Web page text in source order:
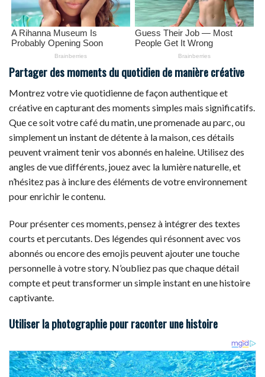
Partager des moments du quotidien de manière créative
Montrez votre vie quotidienne de façon authentique et
créative en capturant des moments simples mais significatifs.
Que ce soit votre café du matin, une promenade au parc, ou
simplement un instant de détente à la maison, ces détails
peuvent vraiment tenir vos abonnés en haleine. Utilisez des
angles de vue différents, jouez avec la lumière naturelle, et
n’hésitez pas à inclure des éléments de votre environnement
pour enrichir le contenu.
Pour présenter ces moments, pensez à intégrer des textes
courts et percutants. Des légendes qui résonnent avec vos
abonnés ou encore des emojis peuvent ajouter une touche
personnelle à votre story. N’oubliez pas que chaque détail
compte et peut transformer un simple instant en une histoire
captivante.
Utiliser la photographie pour raconter une histoire